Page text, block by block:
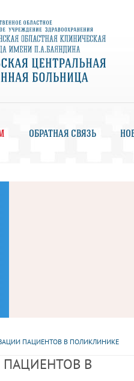
ОБРАТНАЯ СВЯЗЬ
ПАЦИЕНТОВ В ПОЛИКЛИНИКЕ
В